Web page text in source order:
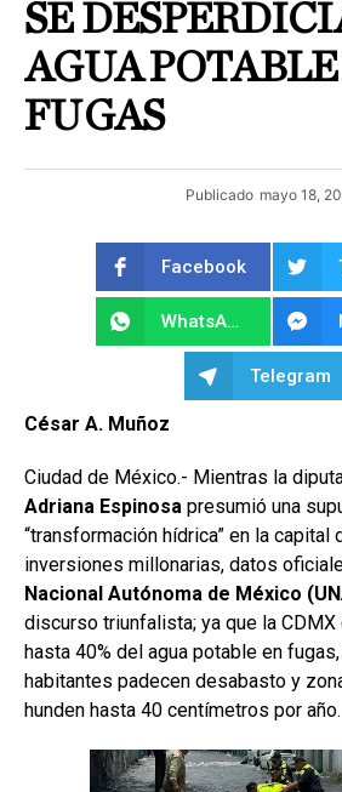
SE
AGUA
FUGAS
Publicado mayo 18,
Facebook
WhatsApp
Telegram
César A. Muñoz
Ciudad de México.- Mientras la
Adriana Espinosa presumió una
“transformación hídrica” en la capital
inversiones millonarias, datos
Nacional Autónoma de México
discurso triunfalista; ya que la
hasta 40% del agua potable en
habitantes padecen desabasto y
hunden hasta 40 centímetros por año.